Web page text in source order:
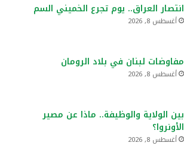
انتصار العراق.. يوم تجرع الخميني السم
أغسطس 8, 2026
مفاوضات لبنان في بلاد الرومان
أغسطس 8, 2026
بين الولاية والوظيفة.. ماذا عن مصير
الأونروا؟
أغسطس 8, 2026